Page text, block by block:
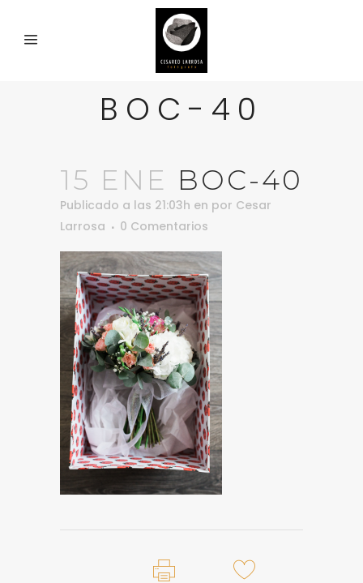
BOC-40
15 ENE BOC-40
Publicado a las 21:03h en por Cesar
Larrosa
0 Comentarios